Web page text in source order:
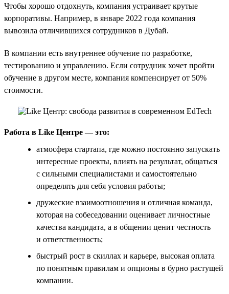
Чтобы хорошо отдохнуть, компания устраивает крутые
корпоративы. Например, в январе 2022 года компания
вывозила отличившихся сотрудников в Дубай.
В компании есть внутреннее обучение по разработке,
тестированию и управлению. Если сотрудник хочет пройти
обучение в другом месте, компания компенсирует от 50%
стоимости.
Работа в Like Центре — это:
атмосфера стартапа, где можно постоянно запускать
интересные проекты, влиять на результат, общаться
с сильными специалистами и самостоятельно
определять для себя условия работы;
дружеские взаимоотношения и отличная команда,
которая на собеседовании оценивает личностные
качества кандидата, а в общении ценит честность
и ответственность;
быстрый рост в скиллах и карьере, высокая оплата
по понятным правилам и опционы в бурно растущей
компании.